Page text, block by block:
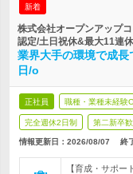
新着
株式会社オープンアップ
認定/土日祝休&最大11連
業界大手の環境で成
日/o
正社員 職種・業種未経験
完全週休2日制 第二新卒
情報更新日：2026/08/07 終
【育成・サポ